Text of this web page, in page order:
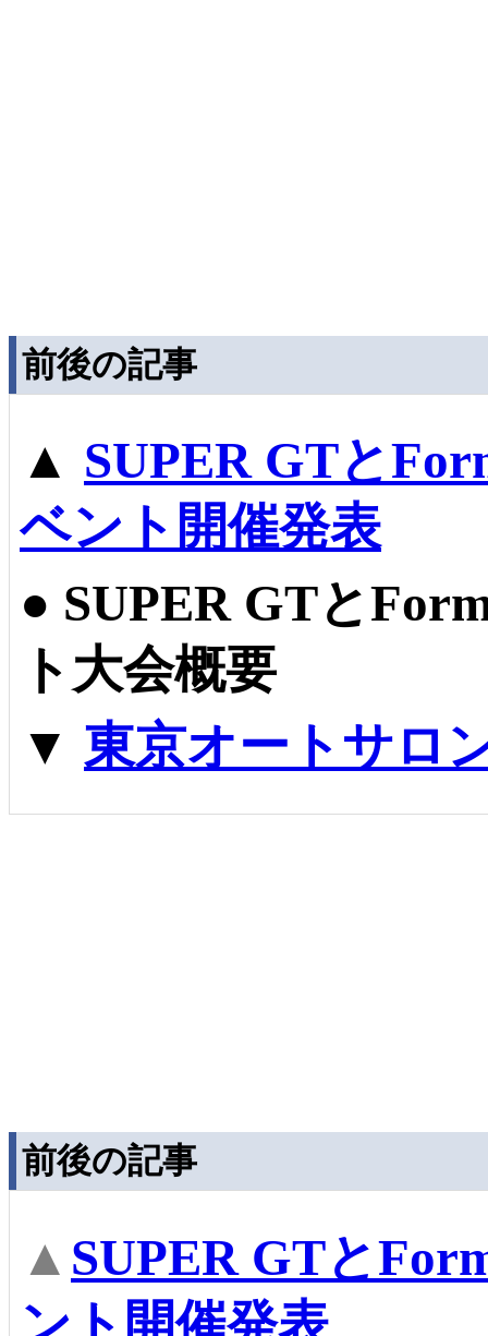
前後の記事
▲ SUPER GTと
ベント開催発表
● SUPER GTと
ト大会概要
▼ 東京オートサロ
前後の記事
▲ SUPER GTと
ント開催発表